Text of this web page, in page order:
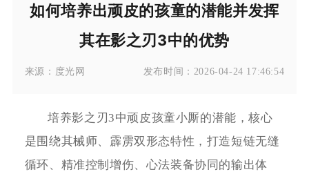
如何培养出顽皮的孩童的潜能并发挥
其在影之刃3中的优势
来源： 度光网 发布时间： 2026-04-24 17:46:54
培养影之刃3中顽皮孩童小厮的潜能，核心
是围绕其械师、霹雳双形态特性，打造短链无缝
循环、精准控制增伤、心法装备协同的输出体